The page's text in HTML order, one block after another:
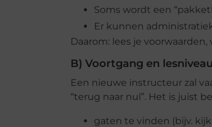
Soms wordt een
Er kunnen
Daarom: lees je
B) Voortgang en lesniveau
Een nieuwe instructeur zal
“terug naar nul”. Het is juist
gaten te vinden (bijv.